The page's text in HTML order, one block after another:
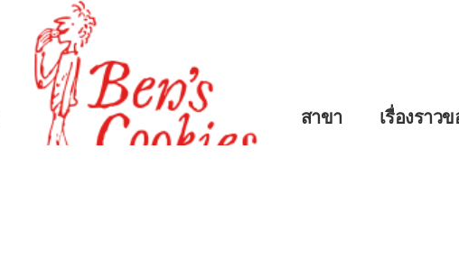
สาขา เรื่องราวข